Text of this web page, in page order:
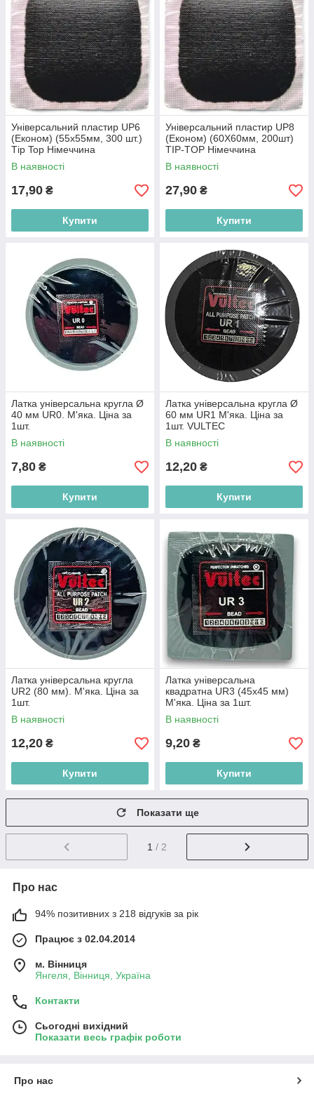
Універсальний пластир UP6
(Економ) (55х55мм, 300 шт.)
Тip Top Німеччина
В наявності
17,90 ₴
Купити
Універсальний пластир UP8
(Економ) (60Х60мм, 200шт)
TIP-TOP Німеччина
В наявності
27,90 ₴
Купити
Латка універсальна кругла Ø
40 мм UR0. М'яка. Ціна за
1шт.
В наявності
7,80 ₴
Купити
Латка універсальна кругла Ø
60 мм UR1 М'яка. Ціна за
1шт. VULTEC
В наявності
12,20 ₴
Купити
Латка універсальна кругла
UR2 (80 мм). М'яка. Ціна за
1шт.
В наявності
12,20 ₴
Купити
Латка універсальна
квадратна UR3 (45х45 мм)
М'яка. Ціна за 1шт.
В наявності
9,20 ₴
Купити
Показати ще
1 / 2
Про нас
94% позитивних з 218 відгуків за рік
Працює з 02.04.2014
м. Вінниця
Янгеля, Вінниця, Україна
Контакти
Сьогодні вихідний
Показати весь графік роботи
Про нас